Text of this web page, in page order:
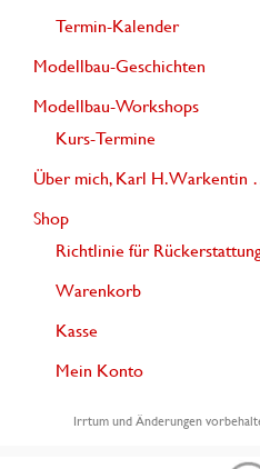
Termin-Kalender
Modellbau-Geschichten
Modellbau-Workshops
Kurs-Termine
Über mich, Karl H. Warkentin
Shop
Richtlinie für
Warenkorb
Kasse
Mein Konto
Irrtum und Änderungen